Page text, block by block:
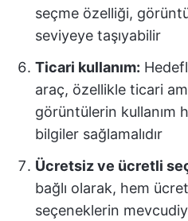
seçme özelliği,
seviyeye taşıyabilir
Ticari kullanım:
araç, özellikle ticari
görüntülerin kullanım
bilgiler sağlamalıdır
Ücretsiz ve ücretli
bağlı olarak, hem
seçeneklerin